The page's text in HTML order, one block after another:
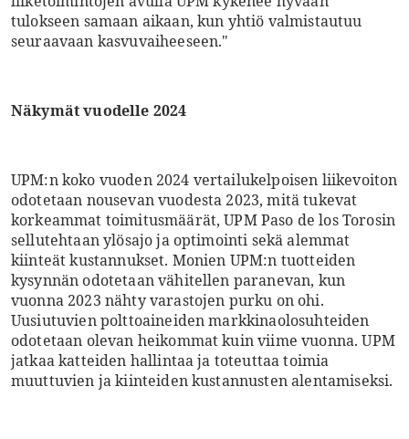
tulokseen samaan aikaan, kun yhtiö valmistautuu
seuraavaan kasvuvaiheeseen."
Näkymät vuodelle 2024
UPM:n koko vuoden 2024 vertailukelpoisen liikevoiton
odotetaan nousevan vuodesta 2023, mitä tukevat
korkeammat toimitusmäärät, UPM Paso de los Torosin
sellutehtaan ylösajo ja optimointi sekä alemmat
kiinteät kustannukset. Monien UPM:n tuotteiden
kysynnän odotetaan vähitellen paranevan, kun
vuonna 2023 nähty varastojen purku on ohi.
Uusiutuvien polttoaineiden markkinaolosuhteiden
odotetaan olevan heikommat kuin viime vuonna. UPM
jatkaa katteiden hallintaa ja toteuttaa toimia
muuttuvien ja kiinteiden kustannusten alentamiseksi.